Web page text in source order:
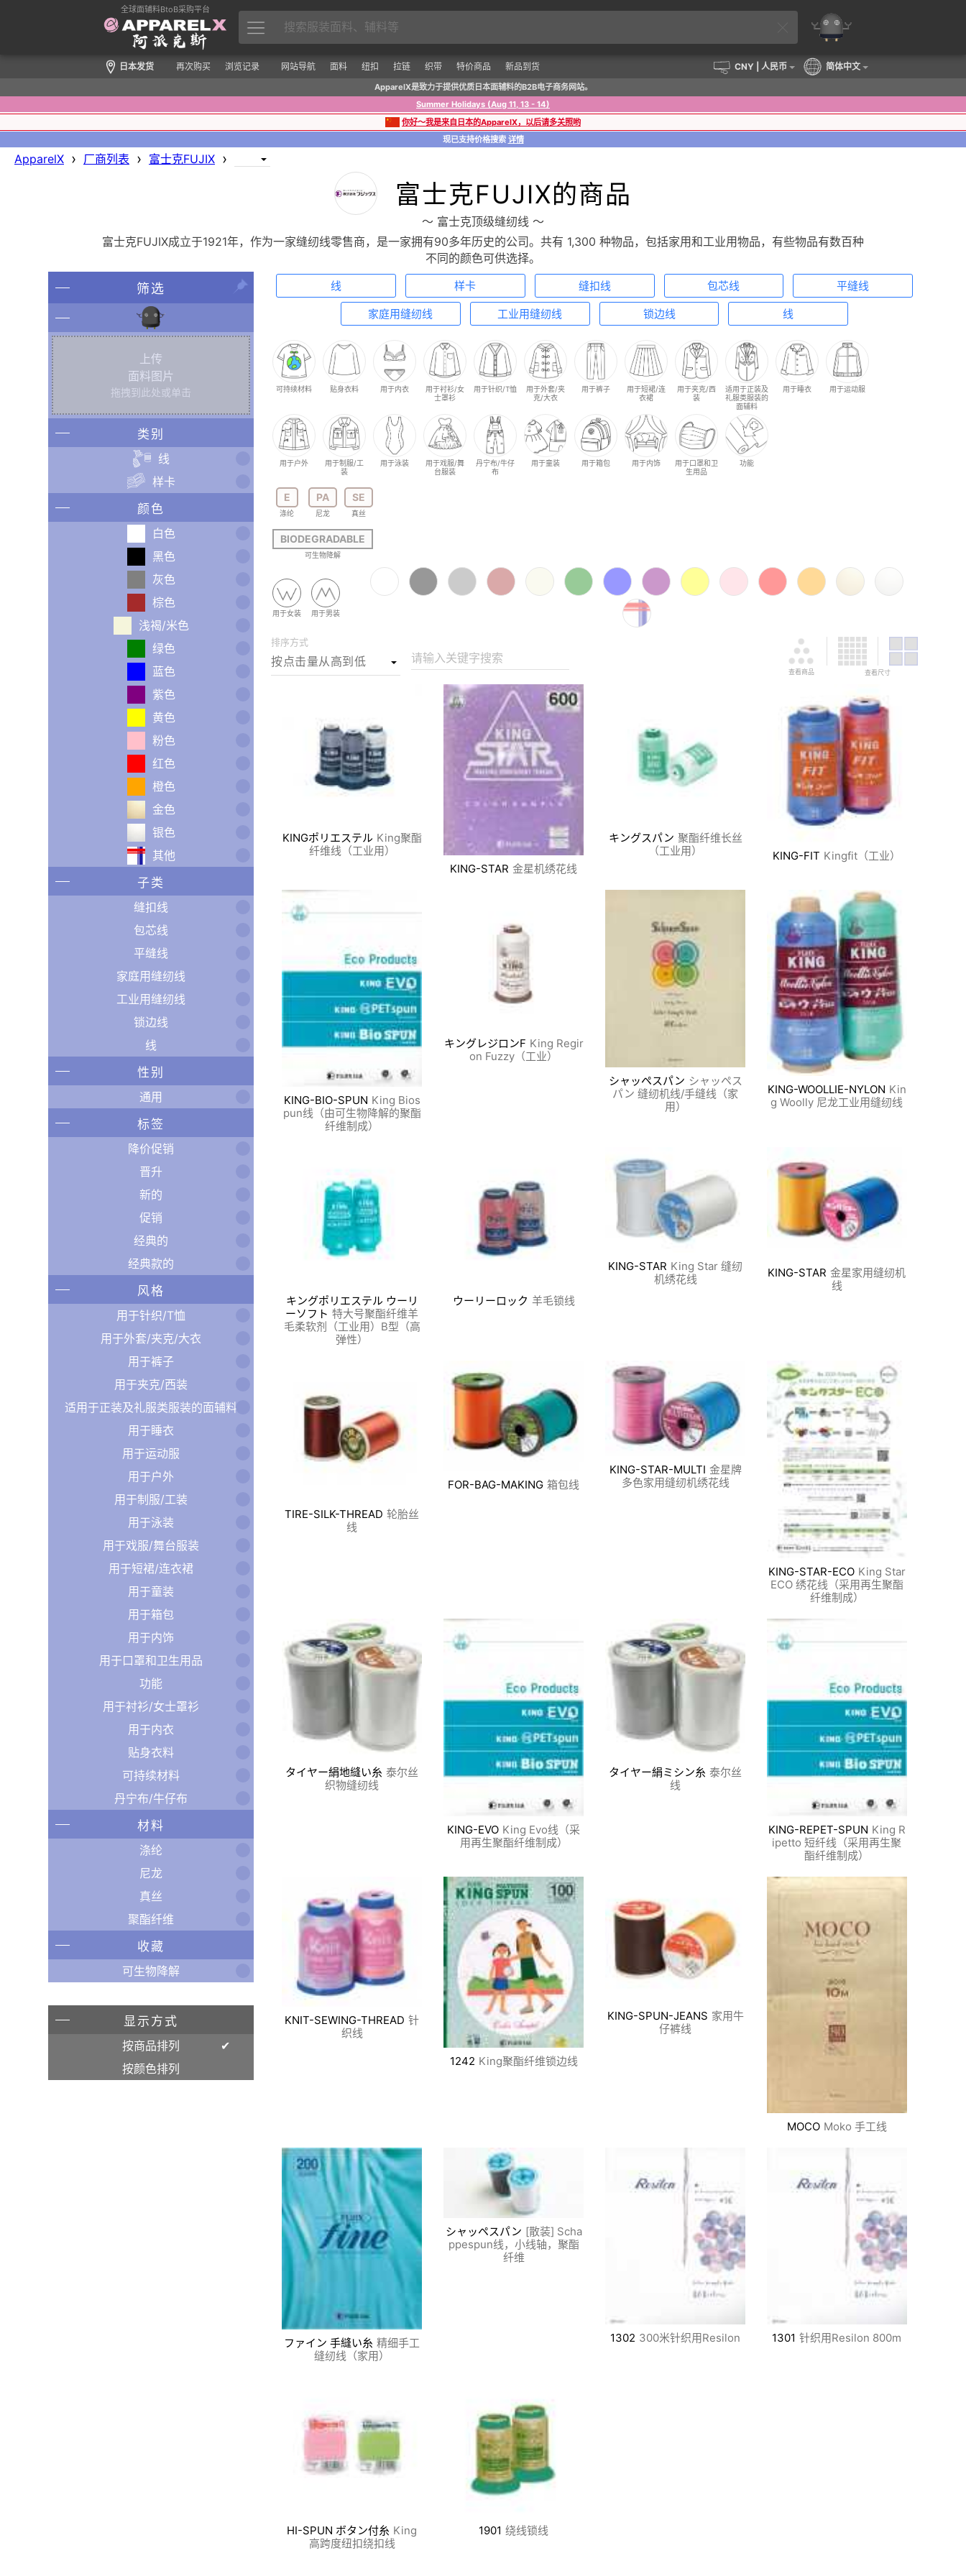
全球面辅料BtoB采购平台
日本发货 再次购买 浏览记录 网站导航 面料 纽扣 拉链 织带 特价商品 新品到货 CNY| 人民币 简体中文
ApparelX是致力于提供优质日本面辅料的B2B电子商务网站。
Summer Holidays (Aug 11, 13 - 14)
你好～我是来自日本的ApparelX，以后请多关照哟
现已支持价格搜索 详情
ApparelX › 厂商列表 › 富士克FUJIX ›
富士克FUJIX的商品
〜 富士克顶级缝纫线 〜
富士克FUJIX成立于1921年，作为一家缝纫线零售商，是一家拥有90多年历史的公司。共有 1,300 种物品，包括家用和工业用物品，有些物品有数百种
不同的颜色可供选择。
筛选
上传
面料图片
拖拽到此处或单击
类别
线
样卡
颜色
白色
黑色
灰色
棕色
浅褐/米色
绿色
蓝色
紫色
黄色
粉色
红色
橙色
金色
银色
其他
子类
缝扣线
包芯线
平缝线
家庭用缝纫线
工业用缝纫线
锁边线
线
性别
通用
标签
降价促销
晋升
新的
促销
经典的
经典款的
风格
用于针织/T恤
用于外套/夹克/大衣
用于裤子
用于夹克/西装
适用于正装及礼服类服装的面辅料
用于睡衣
用于运动服
用于户外
用于制服/工装
用于泳装
用于戏服/舞台服装
用于短裙/连衣裙
用于童装
用于箱包
用于内饰
用于口罩和卫生用品
功能
用于衬衫/女士罩衫
用于内衣
贴身衣料
可持续材料
丹宁布/牛仔布
材料
涤纶
尼龙
真丝
聚酯纤维
收藏
可生物降解
显示方式
按商品排列
按颜色排列
线 样卡 缝扣线 包芯线 平缝线
家庭用缝纫线 工业用缝纫线 锁边线 线
可持续材料 贴身衣料 用于内衣
用于衬衫/女
士罩衫
用于针织/T恤
用于外套/夹
克/大衣
用于裤子
用于短裙/连
衣裙
用于夹克/西
装
适用于正装及
礼服类服装的
面辅料
用于睡衣 用于运动服
用于户外
用于制服/工
装
用于泳装
用于戏服/舞
台服装
丹宁布/牛仔
布
用于童装 用于箱包 用于内饰
用于口罩和卫
生用品
功能
E
涤纶
PA
尼龙
SE
真丝
BIODEGRADABLE
可生物降解
用于女装 用于男装
排序方式
请输入关键字搜索
查看商品 查看尺寸
KINGポリエステル King聚酯
纤维线（工业用）
KING-STAR 金星机绣花线
キングスパン 聚酯纤维长丝
（工业用）
KING-FIT Kingfit（工业）
KING-BIO-SPUN King Bios
pun线（由可生物降解的聚酯
纤维制成）
キングレジロンF King Regir
on Fuzzy（工业）
シャッペスパン シャッペス
パン 缝纫机线/手缝线（家
用）
KING-WOOLLIE-NYLON Kin
g Woolly 尼龙工业用缝纫线
キングポリエステル ウーリ
ーソフト 特大号聚酯纤维羊
毛柔软剂（工业用）B型（高
弹性）
ウーリーロック 羊毛锁线
KING-STAR King Star 缝纫
机绣花线
KING-STAR 金星家用缝纫机
线
TIRE-SILK-THREAD 轮胎丝
线
FOR-BAG-MAKING 箱包线
KING-STAR-MULTI 金星牌
多色家用缝纫机绣花线
KING-STAR-ECO King Star
ECO 绣花线（采用再生聚酯
纤维制成）
タイヤー絹地縫い糸 泰尔丝
织物缝纫线
KING-EVO King Evo线（采
用再生聚酯纤维制成）
タイヤー絹ミシン糸 泰尔丝
线
KING-REPET-SPUN King R
ipetto 短纤线（采用再生聚
酯纤维制成）
KNIT-SEWING-THREAD 针
织线
1242 King聚酯纤维锁边线
KING-SPUN-JEANS 家用牛
仔裤线
MOCO Moko 手工线
ファイン 手縫い糸 精细手工
缝纫线（家用）
シャッペスパン [散装] Scha
ppespun线，小线轴，聚酯
纤维
1302 300米针织用Resilon 1301 针织用Resilon 800m
HI-SPUN ボタン付糸 King
高跨度纽扣绕扣线
1901 绕线锁线